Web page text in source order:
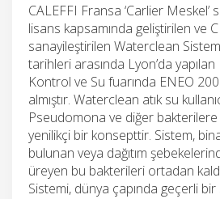
CALEFFI Fransa ‘Carlier Meskel’
lisans kapsamında geliştirilen ve
sanayileştirilen Waterclean
tarihleri arasında Lyon’da yapılan
Kontrol ve Su fuarında ENEO
almıştır. Waterclean atık su
Pseudomona ve diğer bakterilere
yenilikçi bir konsepttir. Sistem,
bulunan veya dağıtım
üreyen bu bakterileri ortadan
Sistemi, dünya çapında geçerli